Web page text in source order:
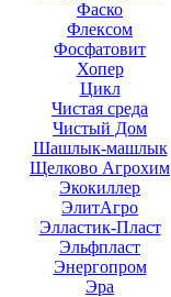
Фаско
Флексом
Фосфатовит
Хопер
Цикл
Чистая среда
Чистый Дом
Шашлык-машлык
Щелково Агрохим
Экокиллер
ЭлитАгро
Элластик-Пласт
Эльфпласт
Энергопром
Эра